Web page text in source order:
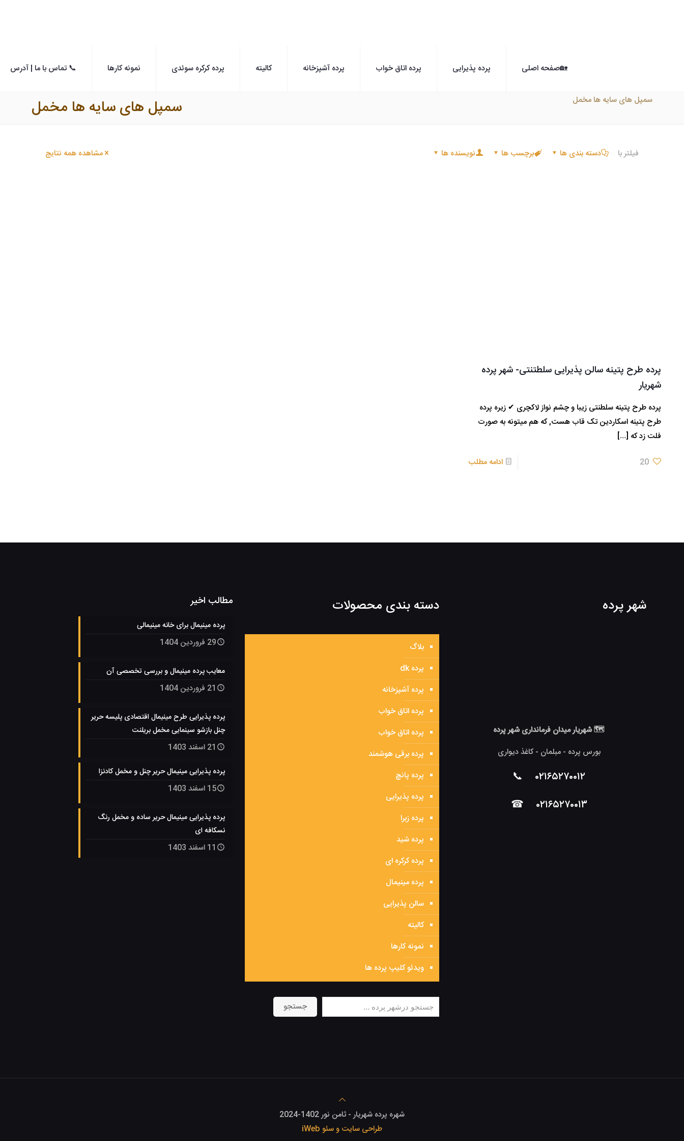
🏡صفحه اصلی پرده پذیرایی پرده اتاق خواب پرده آشپزخانه کالیته پرده کرکره سوئدی نمونه کارها 📞 تماس با ما | آدرس
سمپل های سایه ها مخمل سمپل های سایه ها مخمل
فیلتر با دسته بندی ها برچسب ها نویسنده ها مشاهده همه نتایج
پرده طرح پتینه سالن پذیرایی سلطتنتی- شهر پرده
شهریار
پرده طرح پتینه سلطنتی زیبا و چشم نواز لاکچری ✔ زیره پرده
طرح پتینه اسکاردین تک قاب هست, که هم میتونه به صورت
فلت زد که […]
20 ادامه مطلب
شهر پرده
🗺 شهریار میدان فرمانداری شهر پرده
بورس پرده - مبلمان - کاغذ دیواری
۰۲۱۶۵۲۷۰۰۱۲ 📞
۰۲۱۶۵۲۷۰۰۱۳ ☎
دسته بندی محصولات
بلاگ
پرده dk
پرده آشپزخانه
پرده اتاق خواب
پرده اتاق خواب
پرده برقی هوشمند
پرده پانچ
پرده پذیرایی
پرده زبرا
پرده شید
پرده کرکره ای
پرده مینیمال
سالن پذیرایی
کالیته
نمونه کارها
ویدئو کلیپ پرده ها
جستجو جستجو
مطالب اخیر
پرده مینیمال برای خانه مینیمالی
29 فروردین 1404
معایب پرده مینیمال و بررسی تخصصی آن
21 فروردین 1404
پرده پذیرایی طرح مینیمال اقتصادی پلیسه حریر
چنل بازشو سینمایی مخمل بریلنت
21 اسفند 1403
پرده پذیرایی مینیمال حریر چنل و مخمل کادنزا
15 اسفند 1403
پرده پذیرایی مینیمال حریر ساده و مخمل رنگ
نسکافه ای
11 اسفند 1403
شهره پرده شهریار - ثامن نور 1402-2024
طراحی سایت و سئو iWeb